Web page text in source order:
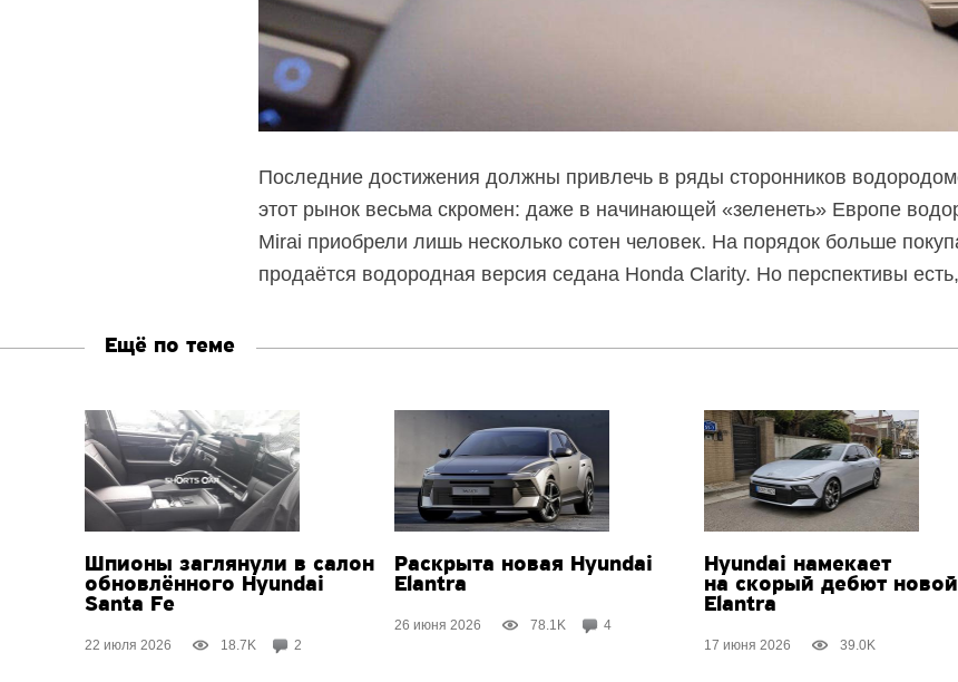
Последние достижения должны привлечь в ряды сторонников
этот рынок весьма скромен: даже в начинающей «зеленеть» Европе
Mirai приобрели лишь несколько сотен человек. На порядок больше
продаётся водородная версия седана Honda Clarity. Но перспективы
Ещё по теме
Шпионы заглянули в салон
обновлённого Hyundai
Santa Fe
22 июля 2026 18.7K 2
Раскрыта новая Hyundai
Elantra
26 июня 2026 78.1K 4
Hyundai намекает
на скорый дебют новой
Elantra
17 июня 2026 39.0K